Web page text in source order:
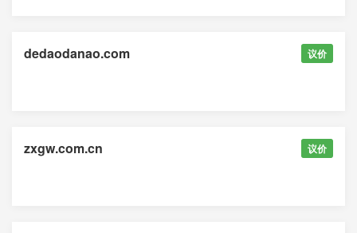
dedaodanao.com 议价
zxgw.com.cn 议价